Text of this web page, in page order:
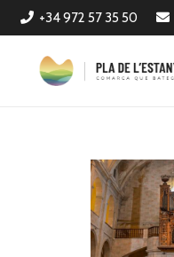
+34 972 57 35 50